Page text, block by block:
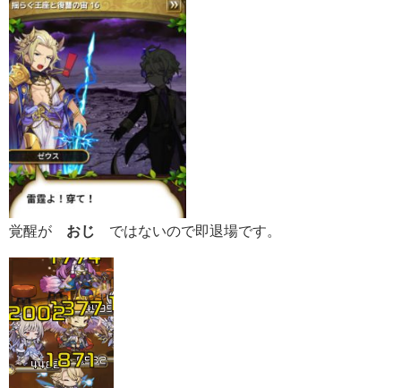
覚醒が おじ ではないので即退場です。